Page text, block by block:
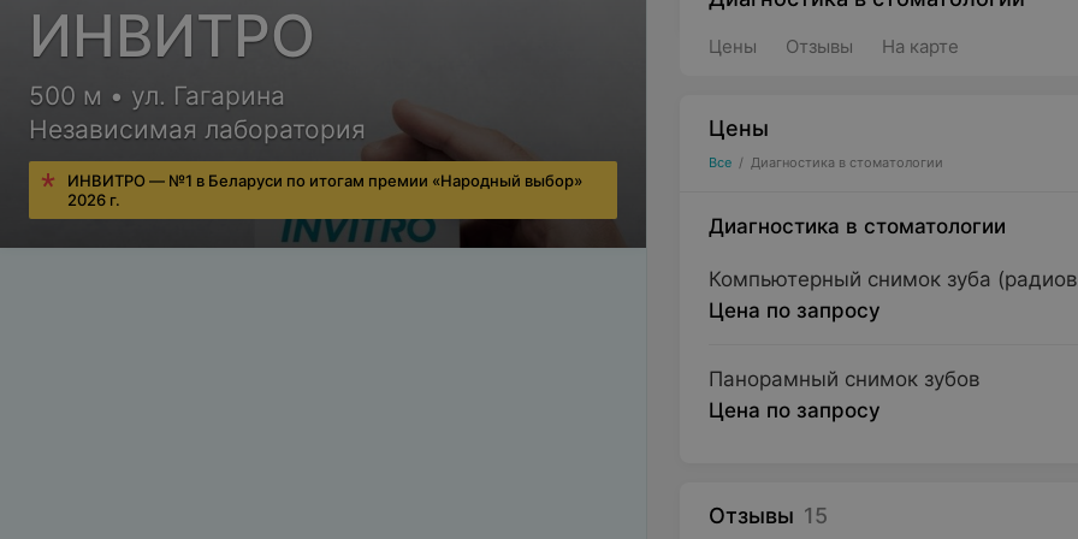
Цены Отзывы На карте
Цены
Все / Диагностика в стоматологии
Диагностика в стоматологии
Компьютерный снимок зуба
Цена по запросу
Панорамный снимок зубов
Цена по запросу
Отзывы 15
ИНВИТРО
500 м • ул. Гагарина
Независимая лаборатория
ИНВИТРО — №1 в Беларуси по итогам премии «Народный выбор»
2026 г.